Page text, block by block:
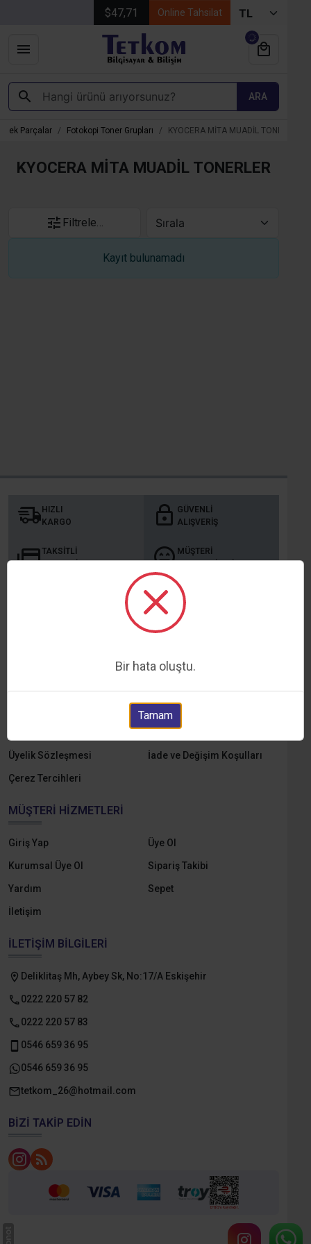
$47,71 Online Tahsilat
ARA
Parçalar Fotokopi Toner Grupları KYOCERA MİTA MUADİL TONERLER
KYOCERA MİTA MUADİL TONERLER
Filtrele…
Kayıt bulunamadı
HIZLI
KARGO
GÜVENLI
ALIŞVERIŞ
TAKSITLI
ALIŞVERIŞ
MÜŞTERI
MEMNUNIYETI
E-Katalog
Ödeme ve Teslimat
Üyelik Sözleşmesi İade ve Değişim Koşulları
Çerez Tercihleri
MÜŞTERI HIZMETLERI
Giriş Yap Üye Ol
Kurumsal Üye Ol Sipariş Takibi
Yardım Sepet
İletişim
İLETIŞIM BILGILERI
Deliklitaş Mh, Aybey Sk, No:17/A Eskişehir
0222 220 57 82
0222 220 57 83
0546 659 36 95
0546 659 36 95
tetkom_26@hotmail.com
BIZI TAKIP EDIN
Bir hata oluştu.
Tamam